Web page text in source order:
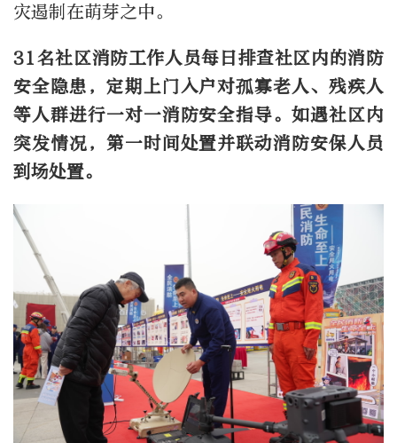
灾遏制在萌芽之中。
31名社区消防工作人员每日排查社区内的消防
安全隐患，定期上门入户对孤寡老人、残疾人
等人群进行一对一消防安全指导。如遇社区内
突发情况，第一时间处置并联动消防安保人员
到场处置。